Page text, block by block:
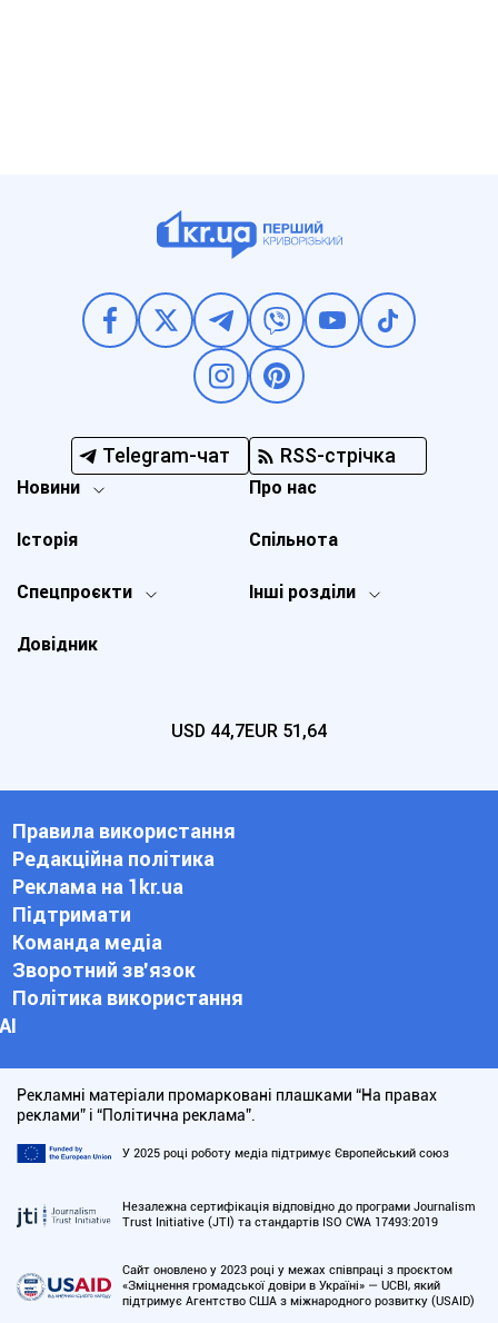
Telegram-чат RSS-стрічка
Новини
Спецпроєкти Інші розділи
Історія
Про нас
Довідник
Спільнота
USD 44,7EUR 51,64
Правила використання
Редакційна політика
Реклама на 1kr.ua
Підтримати
Команда медіа
Зворотний зв'язок
Політика використання
АІ
Рекламні матеріали промарковані плашками “На правах
реклами” і “Політична реклама”.
У 2025 році роботу медіа підтримує Європейський союз
Незалежна сертифікація відповідно до програми Journalism
Trust Initiative (JTI) та стандартів ISO CWA 17493:2019
Сайт оновлено у 2023 році у межах співпраці з проєктом
«Зміцнення громадської довіри в Україні» — UCBI, який
підтримує Агентство США з міжнародного розвитку (USAID)